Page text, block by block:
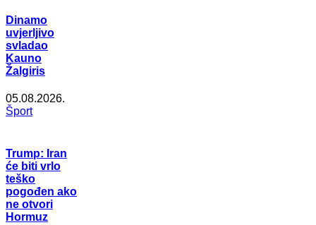
Dinamo
uvjerljivo
svladao
Kauno
Žalgiris
05.08.2026.
Šport
Trump: Iran
će biti vrlo
teško
pogođen ako
ne otvori
Hormuz